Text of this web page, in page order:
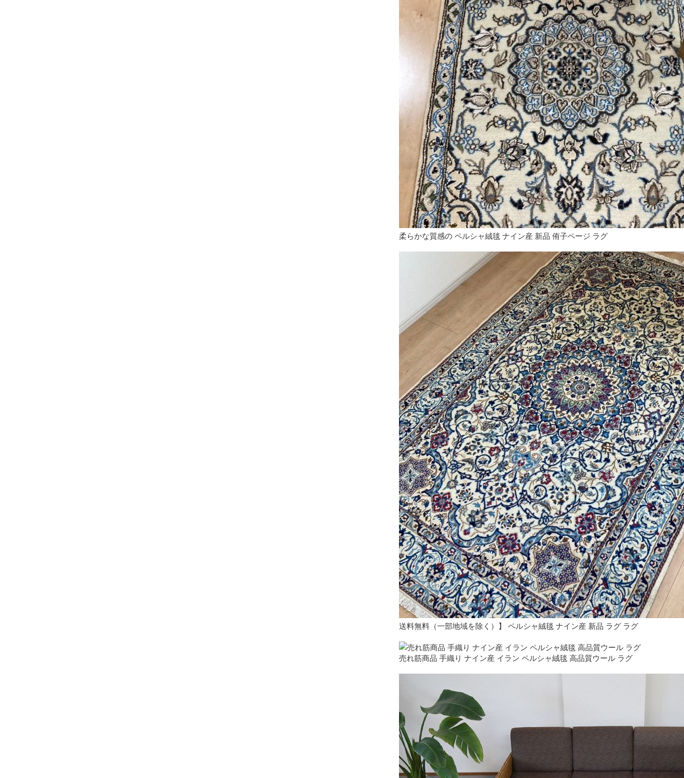
柔らかな質感の ペルシャ絨毯 ナイン産 新品 侑子ページ ラグ
送料無料（一部地域を除く）】 ペルシャ絨毯 ナイン産 新品 ラグ ラグ
売れ筋商品 手織り ナイン産 イラン ペルシャ絨毯 高品質ウール ラグ